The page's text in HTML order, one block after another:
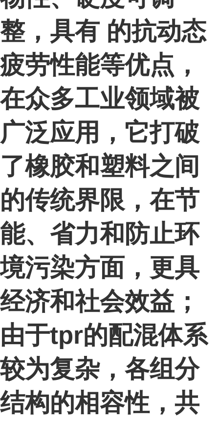
整，具有 的抗动态
疲劳性能等优点，
在众多工业领域被
广泛应用，它打破
了橡胶和塑料之间
的传统界限，在节
能、省力和防止环
境污染方面，更具
经济和社会效益；
由于tpr的配混体系
较为复杂，各组分
结构的相容性，共